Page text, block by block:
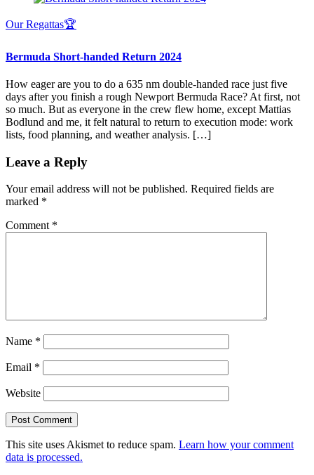
Our Regattas🏆
Bermuda Short-handed Return 2024
How eager are you to do a 635 nm double-handed race just five
days after you finish a rough Newport Bermuda Race? At first, not
so much. But as everyone in the crew flew home, except Mattias
Bodlund and me, it felt natural to return to execution mode: work
lists, food planning, and weather analysis. […]
Leave a Reply
Your email address will not be published. Required fields are
marked *
Comment *
Name *
Email *
Website
This site uses Akismet to reduce spam. Learn how your comment
data is processed.